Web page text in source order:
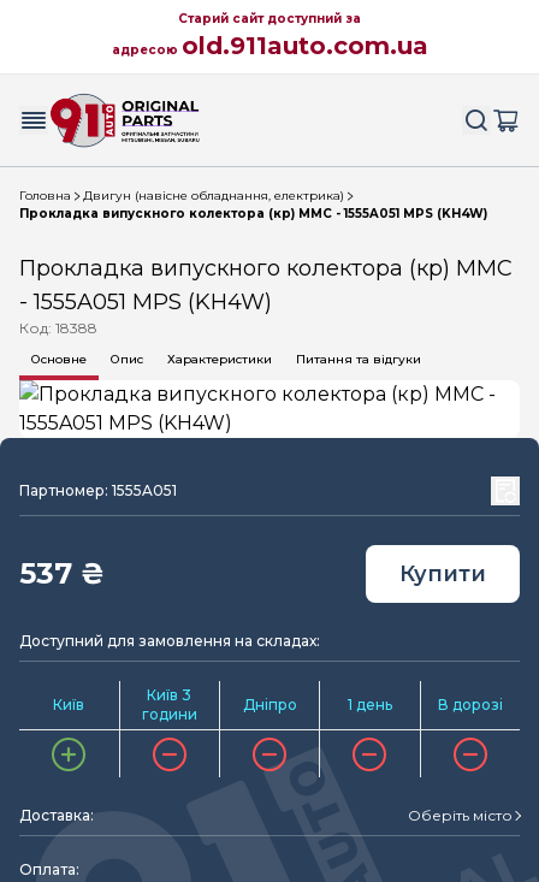
Старий сайт доступний за
адресою old.911auto.com.ua
Головна
Двигун (навісне обладнання, електрика)
Прокладка випускного колектора (кр) MMC - 1555A051 MPS (KH4W)
Прокладка випускного колектора (кр) MMC
- 1555A051 MPS (KH4W)
Код: 18388
Основне Опис Характеристики Питання та відгуки
Партномер: 1555A051
537 ₴ Купити
Доступний для замовлення на складах:
Київ
Київ 3
години
Дніпро 1 день В дорозі
Доставка: Оберіть місто
Оплата: